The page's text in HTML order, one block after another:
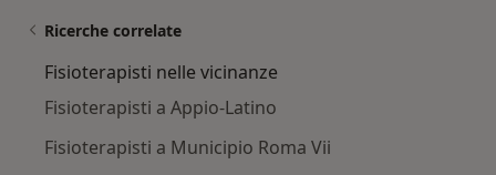
Ricerche correlate
Fisioterapisti nelle vicinanze
Fisioterapisti a Appio-Latino
Fisioterapisti a Municipio Roma Vii